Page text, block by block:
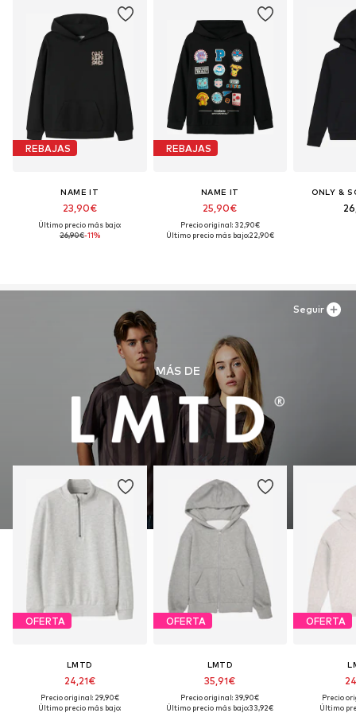
Seguir leyendo
REBAJAS
NAME IT
23,90€
Último precio más bajo:
26,90€-11%
REBAJAS
NAME IT
25,90€
Precio original: 32,90€
Último precio más bajo:22,90€
ONLY &
MÁS DE
OFERTA
LMTD
24,21€
Precio original: 29,90€
Último precio más bajo:
OFERTA
LMTD
35,91€
Precio original: 39,90€
Último precio más bajo:33,92€
OFERTA
Precio
Último
Seguir